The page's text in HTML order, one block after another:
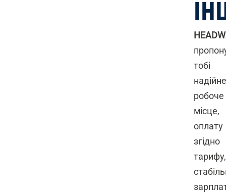
тобі
надійне
робоче
місце,
оплату
згідно
тарифу,